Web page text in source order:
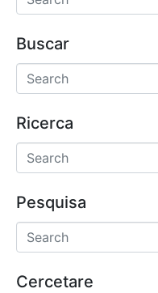
Buscar
Ricerca
Pesquisa
Cercetare